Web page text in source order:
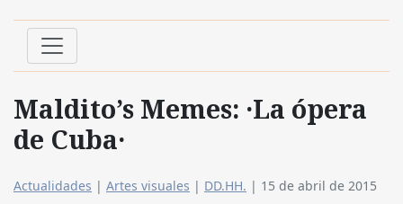
Maldito’s Memes: ·La ópera
de Cuba·
Actualidades | Artes visuales | DD.HH. | 15 de abril de 2015